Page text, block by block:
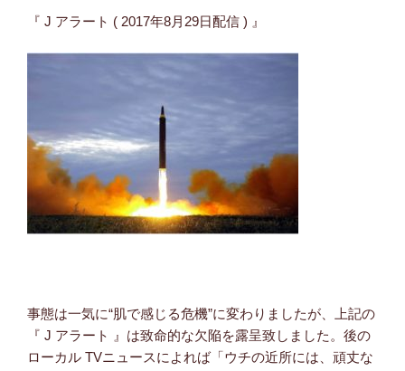
『 J アラート ( 2017年8月29日配信 ) 』
事態は一気に“肌で感じる危機”に変わりましたが、上記の
『 J アラート 』は致命的な欠陥を露呈致しました。後の
ローカル TVニュースによれば「ウチの近所には、頑丈な